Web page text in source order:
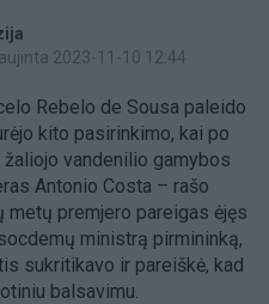
2023-11-10 12:44
Rebelo de Sousa paleido
kito pasirinkimo, kai po
vandenilio gamybos
Antonio Costa – rašo
metų premjero pareigas ėjęs
ministrą pirmininką,
sukritikavo ir pareiškė, kad
balsavimu.